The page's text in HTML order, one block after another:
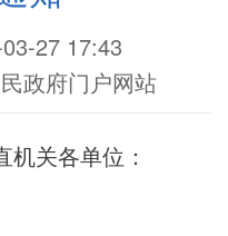
27 17:43
政府门户网站
关各单位：